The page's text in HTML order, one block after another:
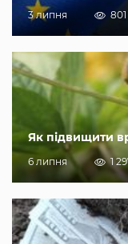
3 липня 801
Як підвищити
6 липня 1